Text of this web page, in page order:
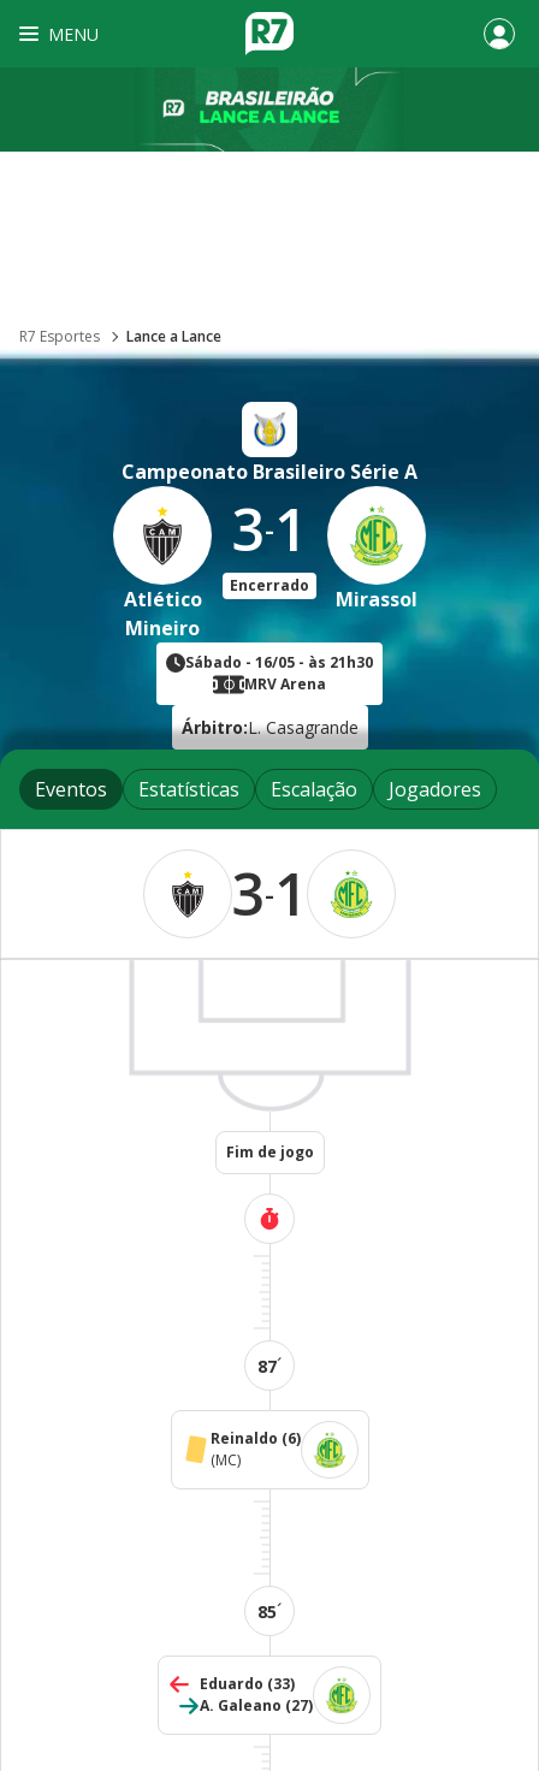
MENU
R7 Esportes Lance a Lance
Campeonato Brasileiro Série A
Atlético
Mineiro
3-1
Encerrado
Mirassol
Sábado - 16/05 - às 21h30
MRV Arena
Árbitro:L. Casagrande
Eventos Estatísticas Escalação Jogadores
3-1
Fim de jogo
87´
Reinaldo (6)
(MC)
85´
Eduardo (33)
A. Galeano (27)